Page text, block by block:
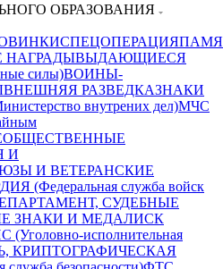
ОБРАЗОВАНИЯ
СПЕЦОПЕРАЦИЯ
НАГРАДЫВЫДАЮЩИЕСЯ
силы)ВОИНЫ-
ВНЕШНЯЯ РАЗВЕДКАЗНАКИ
внутрених дел)МЧС
ОБЩЕСТВЕННЫЕ
И
И ВЕТЕРАНСКИЕ
(Федеральная служба войск
СУДЕБНЫЕ
ЗНАКИ И МЕДАЛИСК
(Уголовно-исполнительная
КРИПТОГРАФИЧЕСКАЯ